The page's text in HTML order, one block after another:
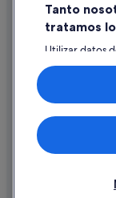
Utilizar un cupón
Documentos para
© 2026 Expedia,
derechos
comerciales o
Tanto
tratamos
Utilizar datos
activamente
y/o acceder a
medición de
audiencia y
Lista de